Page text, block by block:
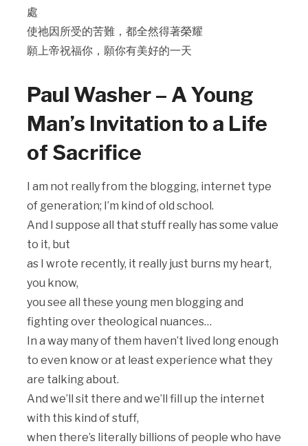
處
使祂因所受的苦難，都全然得著榮耀
願上帝祝福你，願你有美好的一天
Paul Washer – A Young
Man’s Invitation to a Life
of Sacrifice
I am not really from the blogging, internet type
of generation; I’m kind of old school.
And I suppose all that stuff really has some value
to it, but
as I wrote recently, it really just burns my heart,
you know,
you see all these young men blogging and
fighting over theological nuances…
In a way many of them haven’t lived long enough
to even know or at least experience what they
are talking about.
And we’ll sit there and we’ll fill up the internet
with this kind of stuff,
when there’s literally billions of people who have